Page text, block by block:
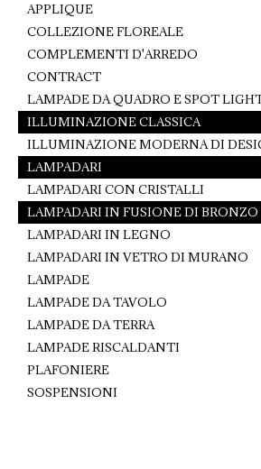
APPLIQUE
COLLEZIONE FLOREALE
COMPLEMENTI D'ARREDO
CONTRACT
LAMPADE DA QUADRO E SPOT
ILLUMINAZIONE CLASSICA
ILLUMINAZIONE MODERNA DI
LAMPADARI
LAMPADARI CON CRISTALLI
LAMPADARI IN FUSIONE DI BRONZO
LAMPADARI IN LEGNO
LAMPADARI IN VETRO DI MURANO
LAMPADE
LAMPADE DA TAVOLO
LAMPADE DA TERRA
LAMPADE RISCALDANTI
PLAFONIERE
SOSPENSIONI